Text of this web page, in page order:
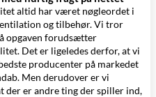
altid har været nøgleordet i
og tilbehør. Vi tror
opgaven forudsætter
Det er ligeledes derfor, at vi
producenter på markedet
Men derudover er vi
der er andre ting der spiller ind,